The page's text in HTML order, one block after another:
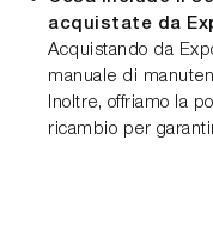
acquistate da
Acquistando da
manuale di
Inoltre, offriamo la
ricambio per